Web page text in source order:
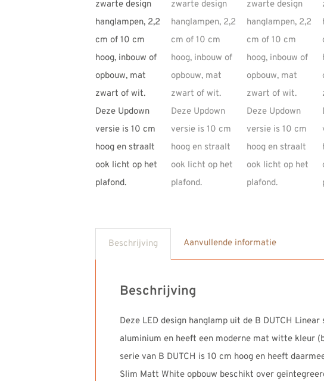
Beschrijving Aanvullende informatie
Beschrijving
Deze LED design hanglamp uit de B DUTCH
aluminium en heeft een moderne mat witte kleur
serie van B DUTCH is 10 cm hoog en heeft
Slim Matt White opbouw beschikt over